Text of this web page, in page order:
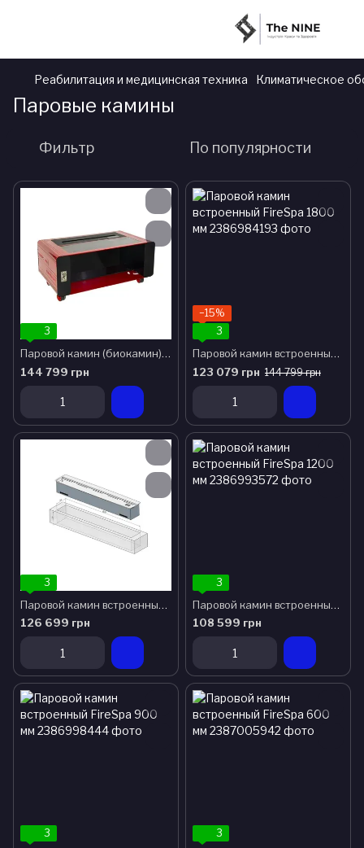
Реабилитация и медицинская техника Климатическое
Паровые камины
Фильтр По популярности
3
Паровой камин (биокамин) FireSpa coffee table
144 799 грн
−15%
3
Паровой камин встроенный FireSpa 1800 мм
123 079 грн 144 799 грн
3
Паровой камин встроенный FireSpa 1500 мм
126 699 грн
3
Паровой камин встроенный FireSpa 1200 мм
108 599 грн
3 3